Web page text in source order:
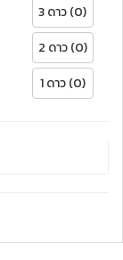
3 ดาว (0)
2 ดาว (0)
1 ดาว (0)